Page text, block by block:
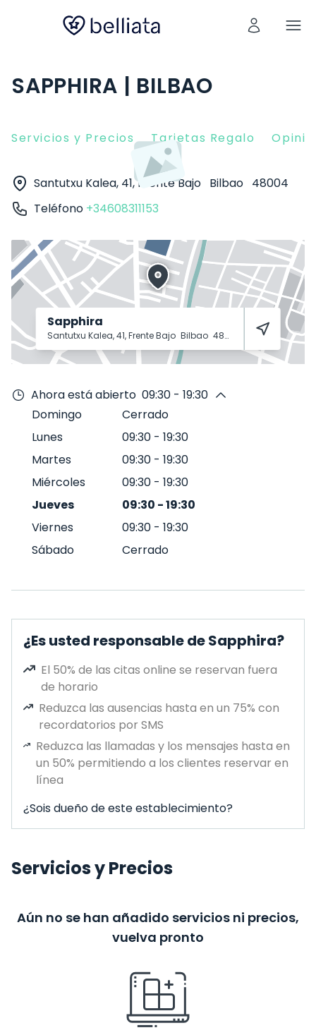
SAPPHIRA | BILBAO
Servicios y Precios Tarjetas Regalo
Santutxu Kalea, 41, Frente Bajo Bilbao 48004
Teléfono +34608311153
Sapphira
Santutxu Kalea, 41, Frente Bajo Bilbao 48004
Ahora está abierto 09:30 - 19:30
Domingo
Cerrado
Lunes
09:30 - 19:30
Martes
09:30 - 19:30
Miércoles
09:30 - 19:30
Jueves
09:30 -19:30
Viernes
09:30 - 19:30
Sábado
Cerrado
¿Es usted responsable de Sapphira?
El 50% de las citas online se reservan fuera
de horario
Reduzca las ausencias hasta en un 75% con
recordatorios por SMS
Reduzca las llamadas y los mensajes hasta en
un 50% permitiendo a los clientes reservar en
línea
¿Sois dueño de este establecimiento?
Servicios y Precios
Aún no se han añadido servicios ni precios,
vuelva pronto